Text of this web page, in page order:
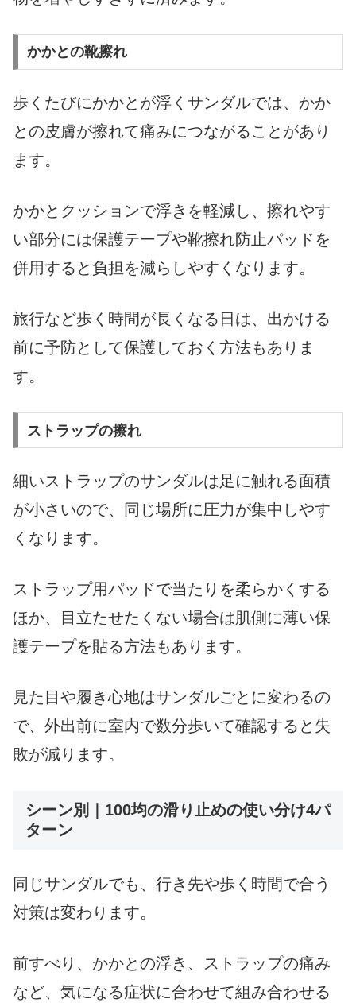
かかとの靴擦れ
歩くたびにかかとが浮くサンダルでは、かか
との皮膚が擦れて痛みにつながることがあり
ます。
かかとクッションで浮きを軽減し、擦れやす
い部分には保護テープや靴擦れ防止パッドを
併用すると負担を減らしやすくなります。
旅行など歩く時間が長くなる日は、出かける
前に予防として保護しておく方法もありま
す。
ストラップの擦れ
細いストラップのサンダルは足に触れる面積
が小さいので、同じ場所に圧力が集中しやす
くなります。
ストラップ用パッドで当たりを柔らかくする
ほか、目立たせたくない場合は肌側に薄い保
護テープを貼る方法もあります。
見た目や履き心地はサンダルごとに変わるの
で、外出前に室内で数分歩いて確認すると失
敗が減ります。
シーン別｜100均の滑り止めの使い分け4パ
ターン
同じサンダルでも、行き先や歩く時間で合う
対策は変わります。
前すべり、かかとの浮き、ストラップの痛み
など、気になる症状に合わせて組み合わせる